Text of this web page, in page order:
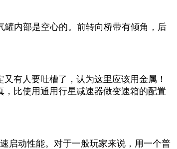
内部是空心的。前转向桥带有倾角，后
有人要吐槽了，认为这里应该用金属！
比使用通用行星减速器做变速箱的配置
启动性能。对于一般玩家来说，用一个普